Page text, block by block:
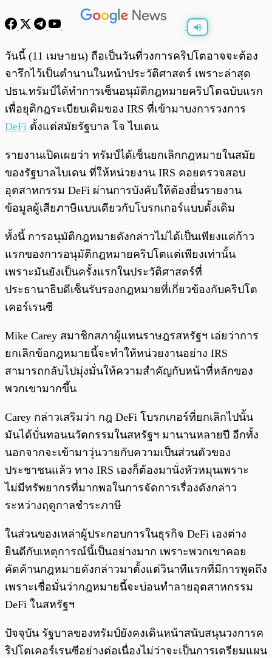
0:00
วันนี้ (11 เมษายน) ถือเป็นวันที่วงการคริปโตอาจจะต้อง
จารึกไว้เป็นตำนานในหน้าประวัติศาสตร์ เพราะล่าสุด
ปธน.ทรัมป์ได้ทำการเซ็นอนุมัติกฎหมายคริปโตฉบับแรก
เพื่อยุติกฎระเบียบเดิมของ IRS ที่เข้ามาบงการวงการ
DeFi ตั้งแต่สมัยรัฐบาล โจ ไบเดน
รายงานเปิดเผยว่า ทรัมป์ได้เซ็นยกเลิกกฎหมายในสมัย
ของรัฐบาลไบเดน ที่ให้หน่วยงาน IRS คอยตรวจสอบ
อุตสาหกรรม DeFi ผ่านการบังคับให้ต้องยื่นรายงาน
ข้อมูลผู้เสียภาษีแบบเดียวกับโบรกเกอร์แบบดั้งเดิม
ทั้งนี้ การอนุมัติกฎหมายดังกล่าวไม่ได้เป็นเพียงแค่ก้าว
แรกของการอนุมัติกฎหมายคริปโตแต่เพียงเท่านั้น
เพราะมันยังเป็นครั้งแรกในประวัติศาสตร์ที่
ประธานาธิบดีเซ็นรับรองกฎหมายที่เกี่ยวข้องกับคริปโต
เคอร์เรนซี
Mike Carey สมาชิกสภาผู้แทนราษฎรสหรัฐฯ เอ่ยว่าการ
ยกเลิกข้อกฎหมายนี้จะทำให้หน่วยงานอย่าง IRS
สามารถกลับไปมุ่งมั่นให้ความสำคัญกับหน้าที่หลักของ
พวกเขามากขึ้น
Carey กล่าวเสริมว่า กฎ DeFi โบรกเกอร์ที่ยกเลิกไปนั้น
มันได้บั่นทอนนวัตกรรมในสหรัฐฯ มานานหลายปี อีกทั้ง
นอกจากจะเข้ามาวุ่นวายกับความเป็นส่วนตัวของ
ประชาชนแล้ว ทาง IRS เองก็ต้องมานั่งหัวหมุนเพราะ
ไม่มีทรัพยากรที่มากพอในการจัดการเรื่องดังกล่าว
ระหว่างฤดูกาลชำระภาษี
ในส่วนของเหล่าผู้ประกอบการในธุรกิจ DeFi เองต่าง
ยินดีกับเหตุการณ์นี้เป็นอย่างมาก เพราะพวกเขาคอย
คัดค้านกฎหมายดังกล่าวมาตั้งแต่วินาทีแรกที่มีการพูดถึง
เพราะเชื่อมั่นว่ากฎหมายนี้จะบ่อนทำลายอุตสาหกรรม
DeFi ในสหรัฐฯ
ปัจจุบัน รัฐบาลของทรัมป์ยังคงเดินหน้าสนับสนุนวงการค
ริปโตเคอร์เรนซีอย่างต่อเนื่องไม่ว่าจะเป็นการเตรียมแผน